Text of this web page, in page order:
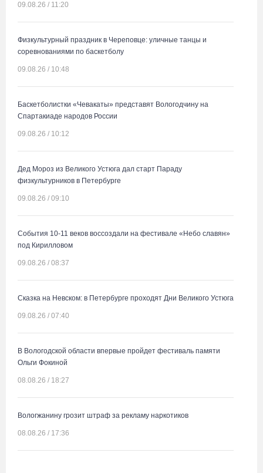
09.08.26 / 11:20
Физкультурный праздник в Череповце: уличные танцы и
соревнованиями по баскетболу
09.08.26 / 10:48
Баскетболистки «Чевакаты» представят Вологодчину на
Спартакиаде народов России
09.08.26 / 10:12
Дед Мороз из Великого Устюга дал старт Параду
физкультурников в Петербурге
09.08.26 / 09:10
События 10-11 веков воссоздали на фестивале «Небо славян»
под Кирилловом
09.08.26 / 08:37
Сказка на Невском: в Петербурге проходят Дни Великого Устюга
09.08.26 / 07:40
В Вологодской области впервые пройдет фестиваль памяти
Ольги Фокиной
08.08.26 / 18:27
Вологжанину грозит штраф за рекламу наркотиков
08.08.26 / 17:36